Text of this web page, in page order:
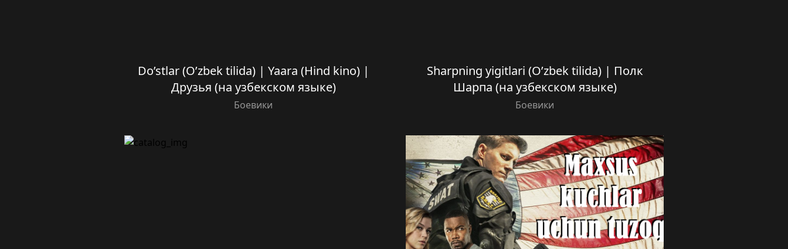
Do’stlar (O’zbek tilida) | Yaara (Hind kino) |
Друзья (на узбекском языке)
Боевики
Sharpning yigitlari (O’zbek tilida) | Полк
Шарпа (на узбекском языке)
Боевики